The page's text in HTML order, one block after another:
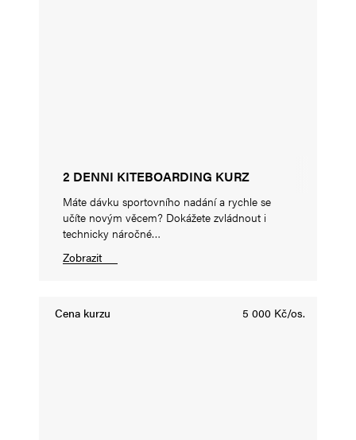
2 DENNI KITEBOARDING KURZ
Máte dávku sportovního nadání a rychle se
učíte novým věcem? Dokážete zvládnout i
technicky náročné…
Zobrazit
Cena kurzu 5 000 Kč/os.